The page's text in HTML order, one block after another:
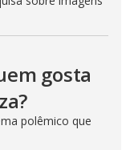
gosta
polêmico que